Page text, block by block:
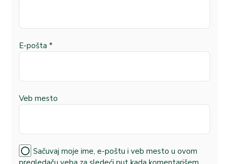
E-pošta *
Veb mesto
Sačuvaj moje ime, e-poštu i veb mesto u ovom